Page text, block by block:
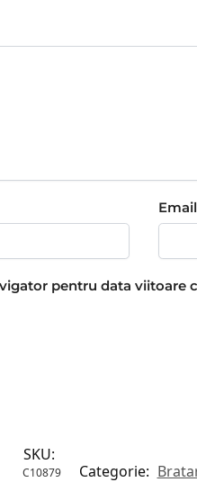
Email
pentru data viitoare
SKU:
C10879 Categorie: